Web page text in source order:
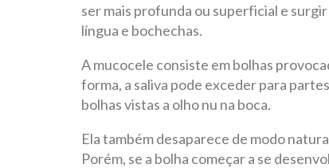
ser mais profunda ou superficial e
língua e bochechas.
A mucocele consiste em bolhas
forma, a saliva pode exceder para
bolhas vistas a olho nu na boca.
Ela também desaparece de modo
Porém, se a bolha começar a se